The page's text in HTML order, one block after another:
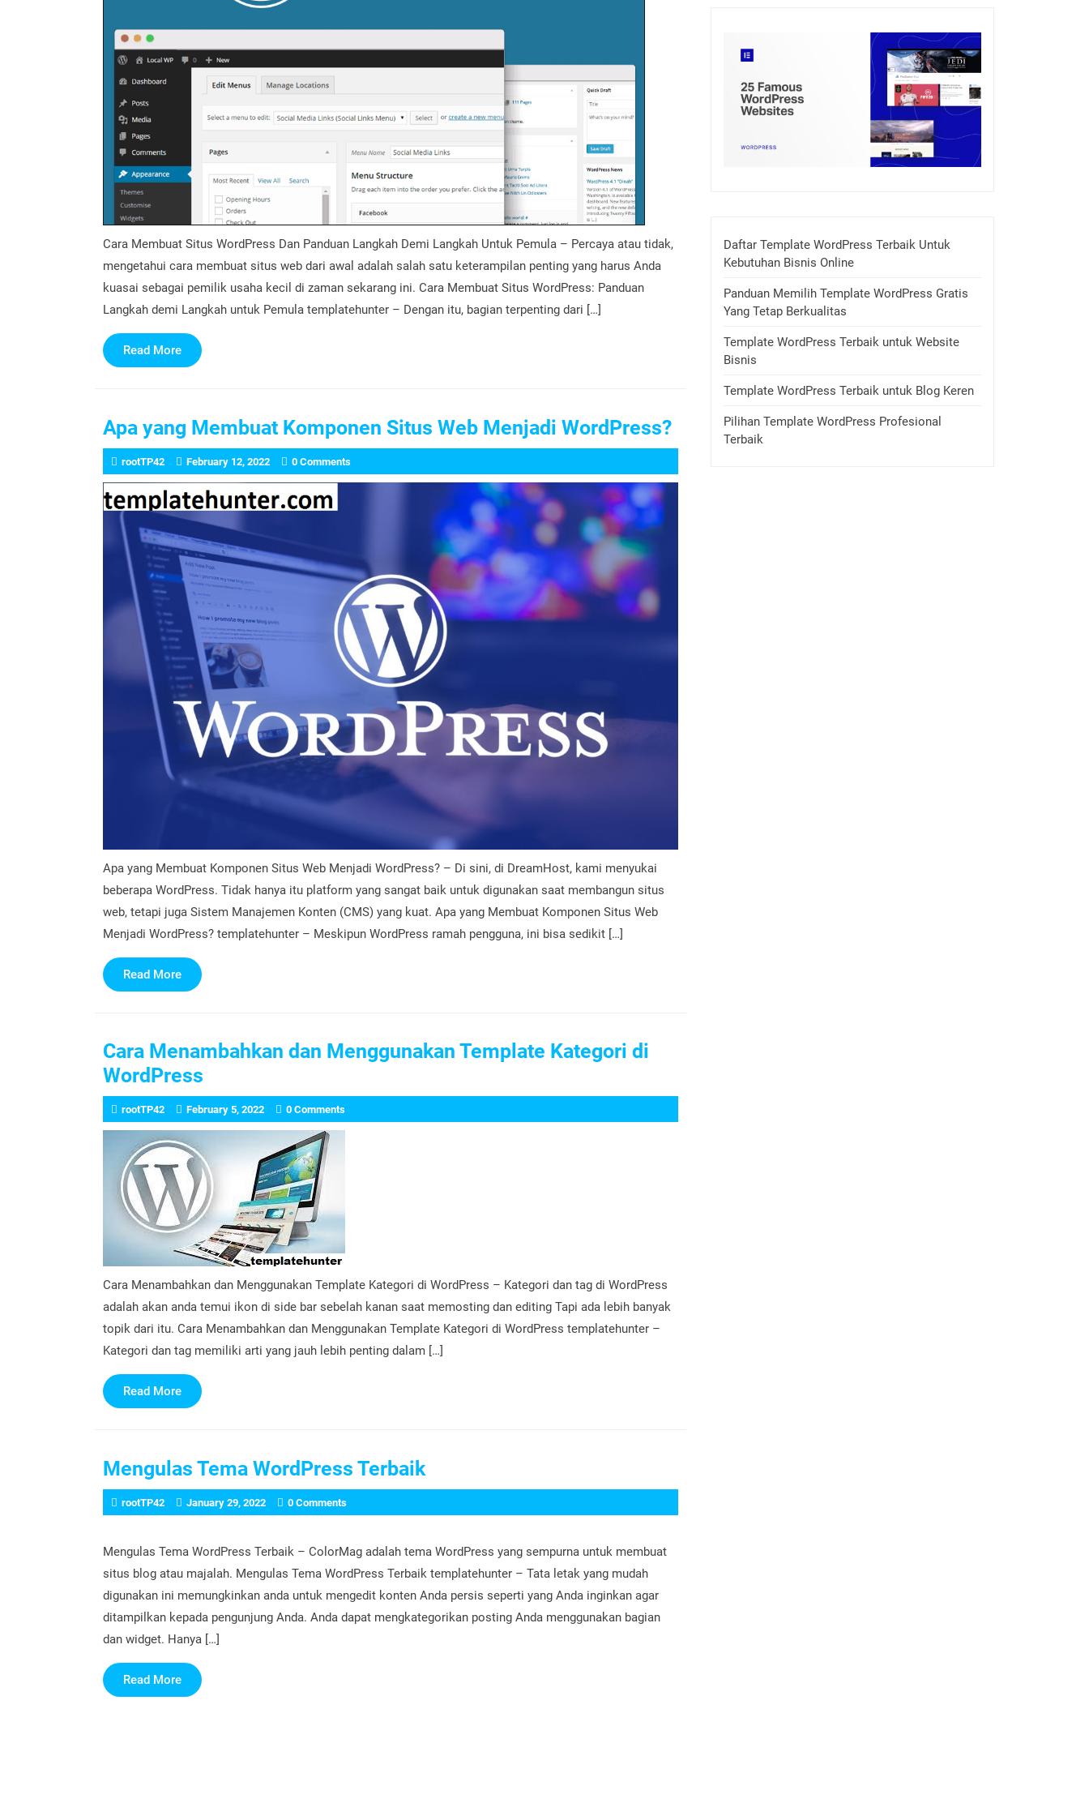
Cara Membuat Situs WordPress Dan Panduan Langkah Demi Langkah Untuk Pemula – Percaya atau tidak,
mengetahui cara membuat situs web dari awal adalah salah satu keterampilan penting yang harus Anda
kuasai sebagai pemilik usaha kecil di zaman sekarang ini. Cara Membuat Situs WordPress: Panduan
Langkah demi Langkah untuk Pemula templatehunter – Dengan itu, bagian terpenting dari […]
Read MoreRead
More
Apa yang Membuat Komponen Situs Web Menjadi WordPress?
rootTP42 February 12, 2022 0 Comments
Apa yang Membuat Komponen Situs Web Menjadi WordPress? – Di sini, di DreamHost, kami menyukai
beberapa WordPress. Tidak hanya itu platform yang sangat baik untuk digunakan saat membangun situs
web, tetapi juga Sistem Manajemen Konten (CMS) yang kuat. Apa yang Membuat Komponen Situs Web
Menjadi WordPress? templatehunter – Meskipun WordPress ramah pengguna, ini bisa sedikit […]
Read MoreRead
More
Cara Menambahkan dan Menggunakan Template Kategori di
WordPress
rootTP42 February 5, 2022 0 Comments
Cara Menambahkan dan Menggunakan Template Kategori di WordPress – Kategori dan tag di WordPress
adalah akan anda temui ikon di side bar sebelah kanan saat memosting dan editing Tapi ada lebih banyak
topik dari itu. Cara Menambahkan dan Menggunakan Template Kategori di WordPress templatehunter –
Kategori dan tag memiliki arti yang jauh lebih penting dalam […]
Read MoreRead
More
Mengulas Tema WordPress Terbaik
rootTP42 January 29, 2022 0 Comments
Mengulas Tema WordPress Terbaik – ColorMag adalah tema WordPress yang sempurna untuk membuat
situs blog atau majalah. Mengulas Tema WordPress Terbaik templatehunter – Tata letak yang mudah
digunakan ini memungkinkan anda untuk mengedit konten Anda persis seperti yang Anda inginkan agar
ditampilkan kepada pengunjung Anda. Anda dapat mengkategorikan posting Anda menggunakan bagian
dan widget. Hanya […]
Read MoreRead
More
Daftar Template WordPress Terbaik Untuk
Kebutuhan Bisnis Online
Panduan Memilih Template WordPress Gratis
Yang Tetap Berkualitas
Template WordPress Terbaik untuk Website
Bisnis
Template WordPress Terbaik untuk Blog Keren
Pilihan Template WordPress Profesional
Terbaik